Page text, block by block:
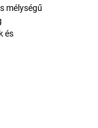
mélységű
és